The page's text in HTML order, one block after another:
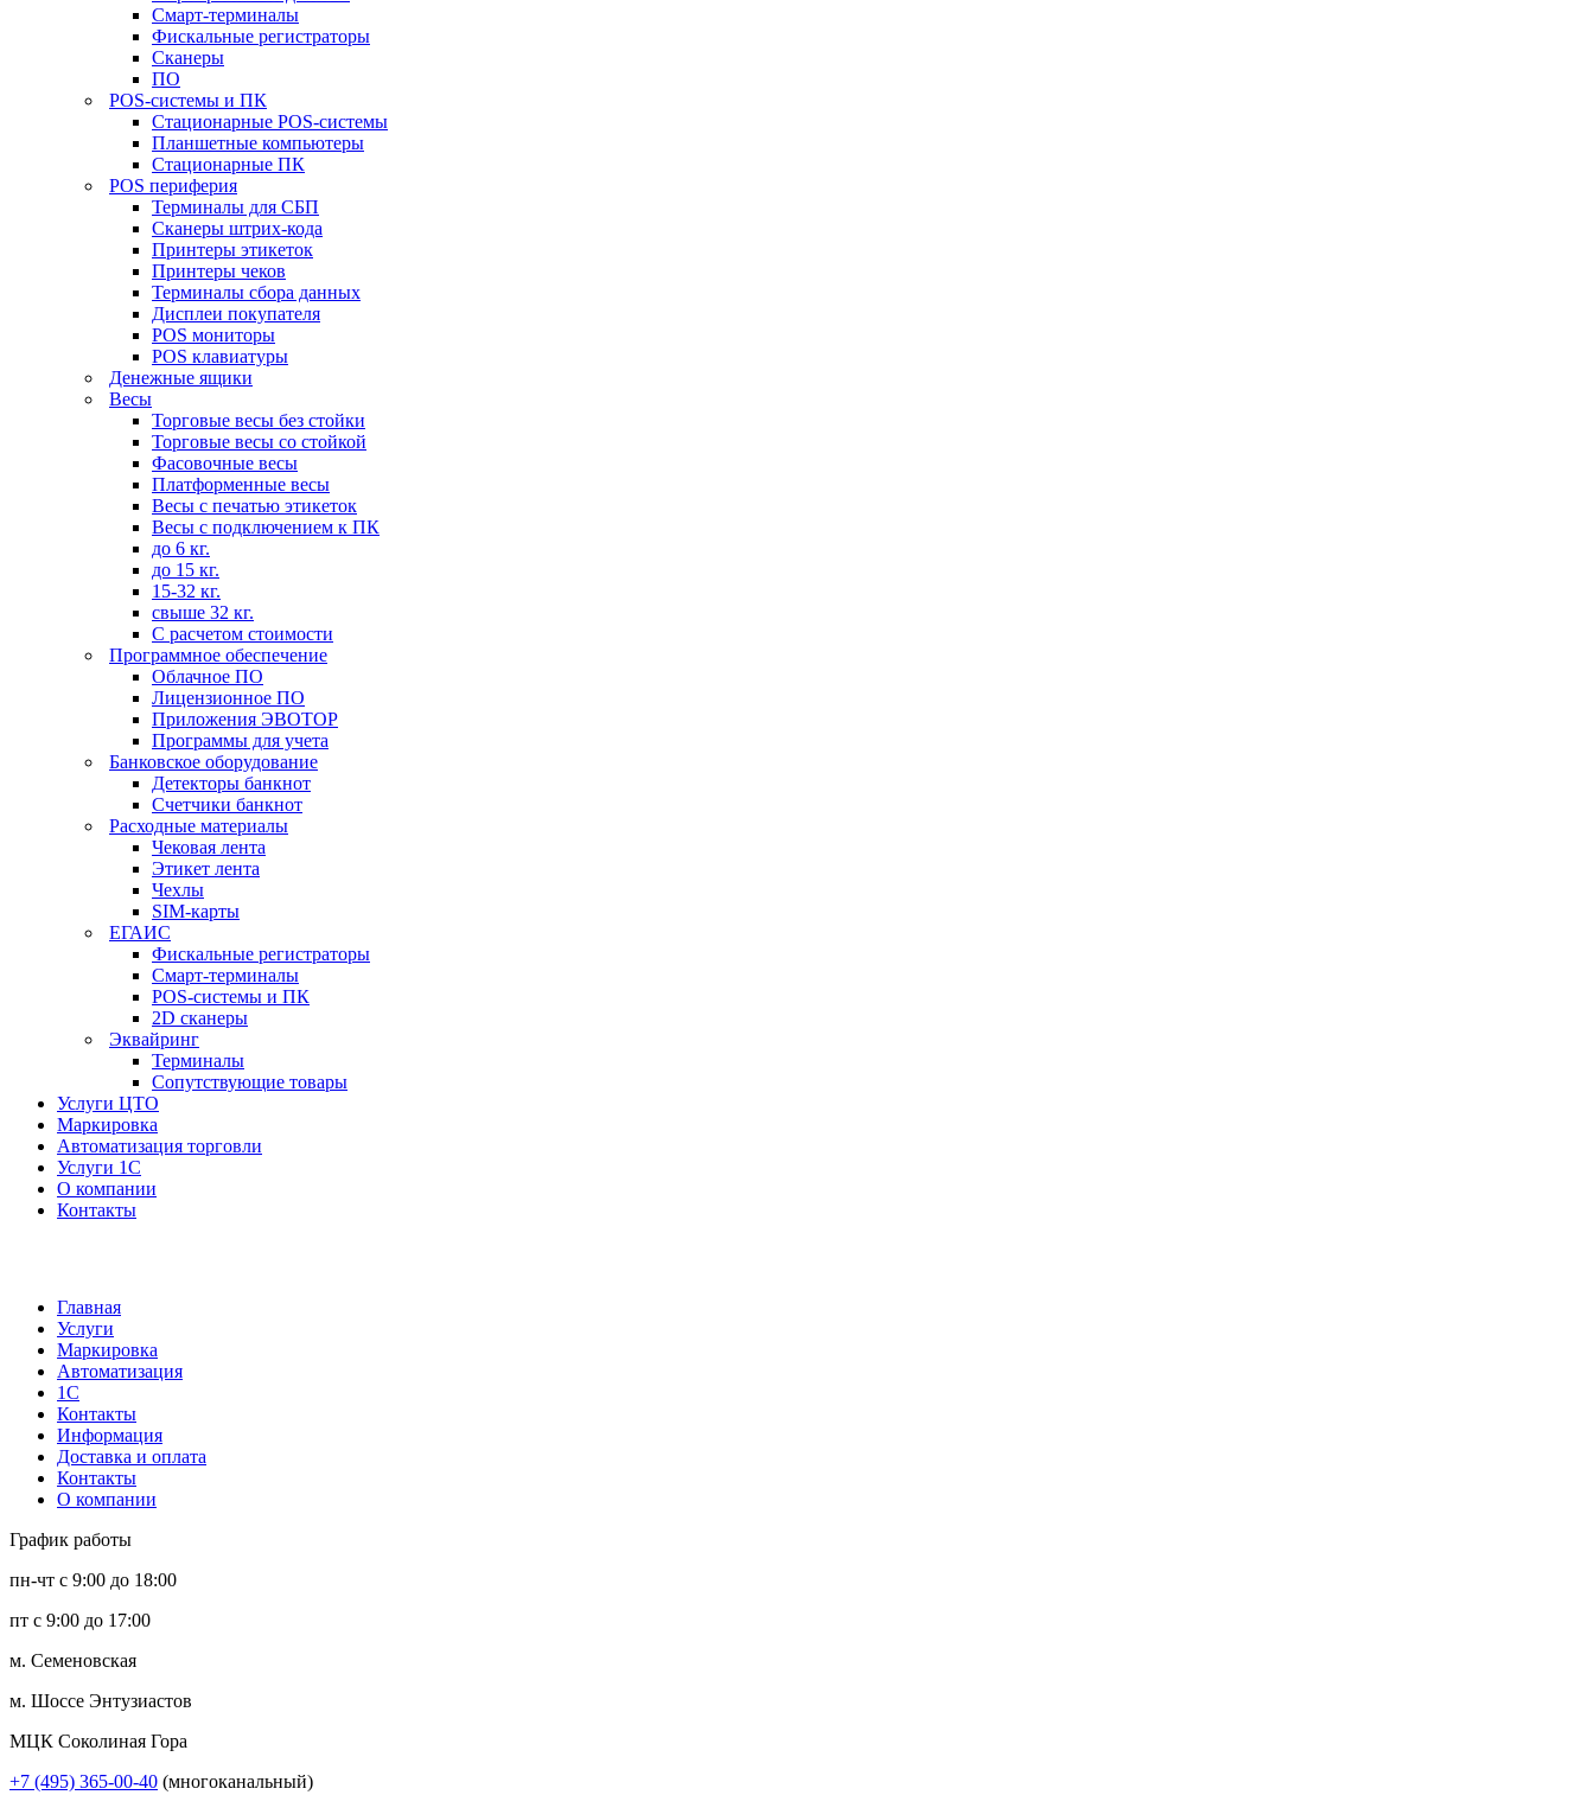
Смарт-терминалы
Фискальные регистраторы
Сканеры
ПО
POS-системы и ПК
Стационарные POS-системы
Планшетные компьютеры
Стационарные ПК
POS периферия
Терминалы для СБП
Сканеры штрих-кода
Принтеры этикеток
Принтеры чеков
Терминалы сбора данных
Дисплеи покупателя
POS мониторы
POS клавиатуры
Денежные ящики
Весы
Торговые весы без стойки
Торговые весы со стойкой
Фасовочные весы
Платформенные весы
Весы с печатью этикеток
Весы с подключением к ПК
до 6 кг.
до 15 кг.
15-32 кг.
свыше 32 кг.
С расчетом стоимости
Программное обеспечение
Облачное ПО
Лицензионное ПО
Приложения ЭВОТОР
Программы для учета
Банковское оборудование
Детекторы банкнот
Счетчики банкнот
Расходные материалы
Чековая лента
Этикет лента
Чехлы
SIM-карты
ЕГАИС
Фискальные регистраторы
Смарт-терминалы
POS-системы и ПК
2D сканеры
Эквайринг
Терминалы
Сопутствующие товары
Услуги ЦТО
Маркировка
Автоматизация торговли
Услуги 1С
О компании
Контакты
Главная
Услуги
Маркировка
Автоматизация
1С
Контакты
Информация
Доставка и оплата
Контакты
О компании
График работы
пн-чт с 9:00 до 18:00
пт с 9:00 до 17:00
м. Семеновская
м. Шоссе Энтузиастов
МЦК Соколиная Гора
+7 (495) 365-00-40 (многоканальный)